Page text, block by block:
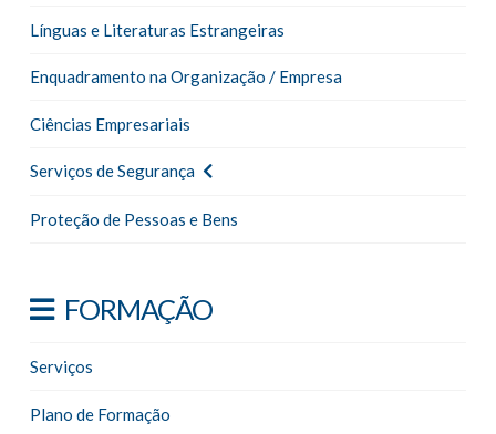
Línguas e Literaturas Estrangeiras
Enquadramento na Organização / Empresa
Ciências Empresariais
Serviços de Segurança
Proteção de Pessoas e Bens
FORMAÇÃO
Serviços
Plano de Formação